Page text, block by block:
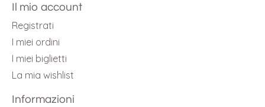
Il mio account
Registrati
I miei ordini
I miei biglietti
La mia wishlist
Informazioni